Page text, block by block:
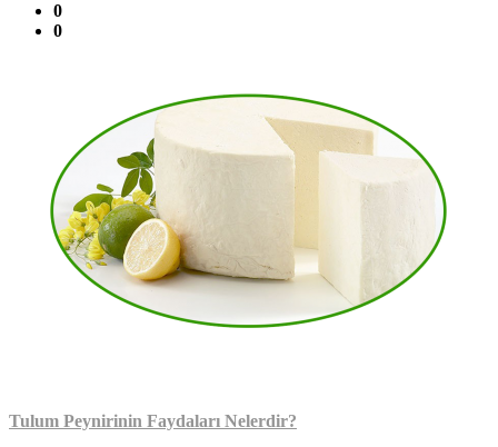
0
0
Tulum Peynirinin Faydaları Nelerdir?